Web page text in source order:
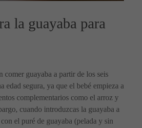
la guayaba para
comer guayaba a partir de los seis
edad segura, ya que el bebé empieza a
complementarios como el arroz y
cuando introduzcas la guayaba a
el puré de guayaba (pelada y sin